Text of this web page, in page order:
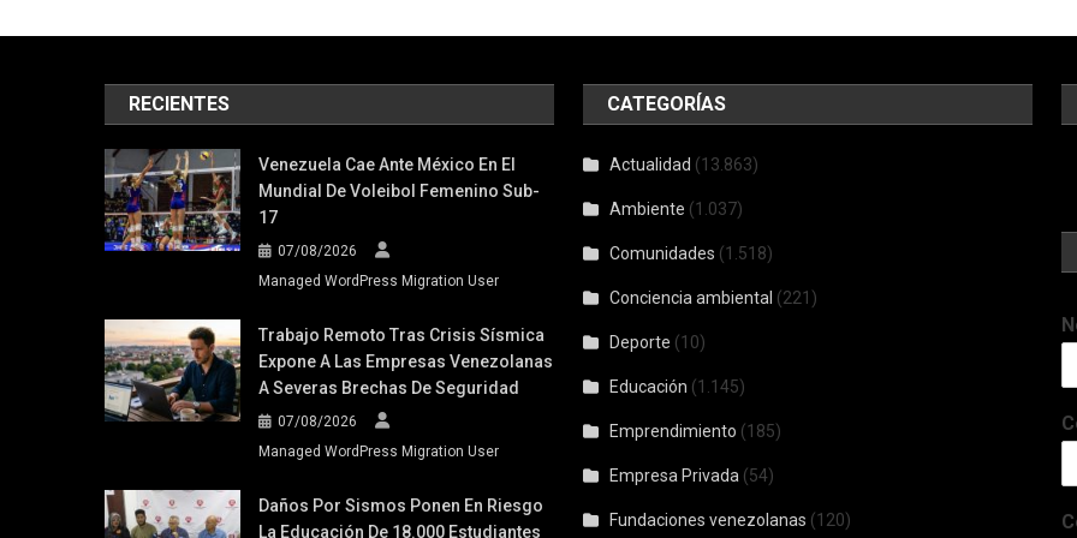
RECIENTES
Venezuela Cae Ante México En El
Mundial De Voleibol Femenino Sub-
17
07/08/2026
Managed WordPress Migration User
Trabajo Remoto Tras Crisis Sísmica
Expone A Las Empresas Venezolanas
A Severas Brechas De Seguridad
07/08/2026
Managed WordPress Migration User
Daños Por Sismos Ponen En Riesgo
La Educación De 18.000 Estudiantes
CATEGORÍAS
Actualidad (13.863)
Ambiente (1.037)
Comunidades (1.518)
Conciencia ambiental (221)
Deporte (10)
Educación (1.145)
Emprendimiento (185)
Empresa Privada (54)
Fundaciones venezolanas (120)